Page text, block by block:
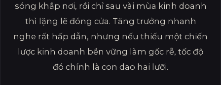
sóng khắp nơi, rồi chỉ sau vài mùa kinh doanh
thì lặng lẽ đóng cửa. Tăng trưởng nhanh
nghe rất hấp dẫn, nhưng nếu thiếu một chiến
lược kinh doanh bền vững làm gốc rễ, tốc độ
đó chính là con dao hai lưỡi.